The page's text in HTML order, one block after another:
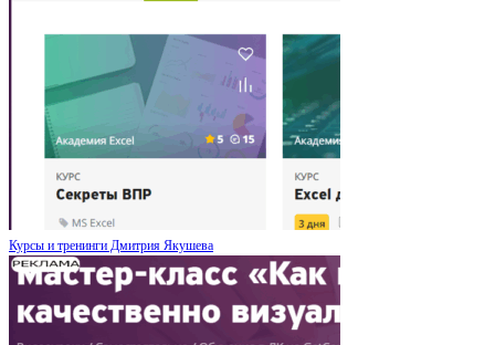
Курсы и тренинги Дмитрия Якушева